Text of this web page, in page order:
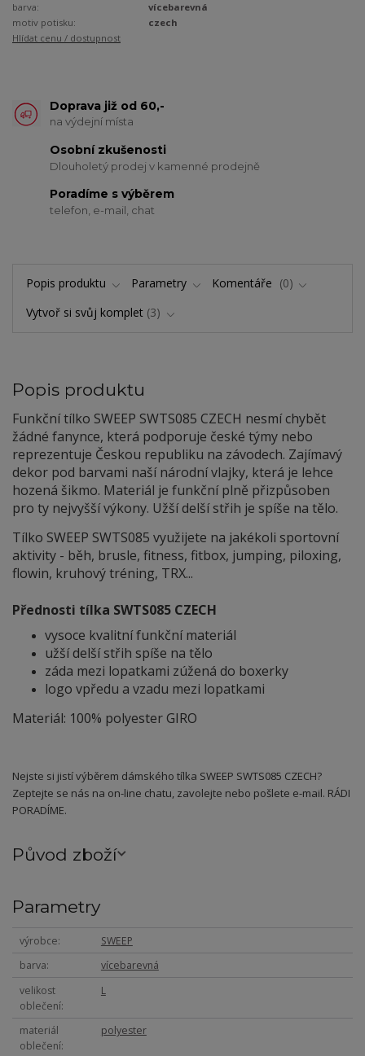
barva:
vícebarevná
motiv potisku:
czech
Hlídat cenu / dostupnost
Doprava již od 60,-
na výdejní místa
Osobní zkušenosti
Dlouholetý prodej v kamenné prodejně
Poradíme s výběrem
telefon, e-mail, chat
Popis produktu Parametry Komentáře
0
Vytvoř si svůj komplet 3
Popis produktu
Funkční tílko SWEEP SWTS085 CZECH nesmí chybět
žádné fanynce, která podporuje české týmy nebo
reprezentuje Českou republiku na závodech. Zajímavý
dekor pod barvami naší národní vlajky, která je lehce
hozená šikmo. Materiál je funkční plně přizpůsoben
pro ty nejvyšší výkony. Užší delší střih je spíše na tělo.
Tílko SWEEP SWTS085 využijete na jakékoli sportovní
aktivity - běh, brusle, fitness, fitbox, jumping, piloxing,
flowin, kruhový tréning, TRX...
Přednosti tílka SWTS085 CZECH
vysoce kvalitní funkční materiál
užší delší střih spíše na tělo
záda mezi lopatkami zúžená do boxerky
logo vpředu a vzadu mezi lopatkami
Materiál: 100% polyester GIRO
Nejste si jistí výběrem dámského tílka SWEEP SWTS085 CZECH?
Zeptejte se nás na on-line chatu, zavolejte nebo pošlete e-mail. RÁDI
PORADÍME.
Původ zboží
Parametry
výrobce
SWEEP
barva
vícebarevná
velikost
oblečení
L
materiál
oblečení
polyester